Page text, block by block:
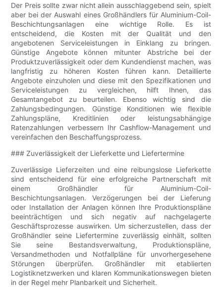
Der Preis sollte zwar nicht allein ausschlaggebend sein, spielt
aber bei der Auswahl eines Großhändlers für Aluminium-Coil-
Beschichtungsanlagen eine wichtige Rolle. Es ist
entscheidend, die Kosten mit der Qualität und den
angebotenen Serviceleistungen in Einklang zu bringen.
Günstige Angebote können mitunter Abstriche bei der
Produktzuverlässigkeit oder dem Kundendienst machen, was
langfristig zu höheren Kosten führen kann. Detaillierte
Angebote einzuholen und diese mit den Spezifikationen und
Serviceleistungen zu vergleichen, hilft Ihnen, das
Gesamtangebot zu beurteilen. Ebenso wichtig sind die
Zahlungsbedingungen. Günstige Konditionen wie flexible
Zahlungspläne, Kreditlinien oder leistungsabhängige
Ratenzahlungen verbessern Ihr Cashflow-Management und
vereinfachen den Beschaffungsprozess.
### Zuverlässigkeit der Lieferkette und Liefertermine
Zuverlässige Lieferzeiten und eine reibungslose Lieferkette
sind entscheidend für eine erfolgreiche Partnerschaft mit
einem Großhändler für Aluminium-Coil-
Beschichtungsanlagen. Verzögerungen bei der Lieferung
oder Installation der Anlagen können Ihre Produktionspläne
beeinträchtigen und sich negativ auf nachgelagerte
Geschäftsprozesse auswirken. Um sicherzustellen, dass der
Großhändler seine Liefertermine zuverlässig einhält, sollten
Sie seine Bestandsverwaltung, Produktionspläne,
Versandmethoden und Notfallpläne für unvorhergesehene
Störungen überprüfen. Großhändler mit etablierten
Logistiknetzwerken und klaren Kommunikationswegen bieten
in der Regel mehr Planbarkeit und Sicherheit.